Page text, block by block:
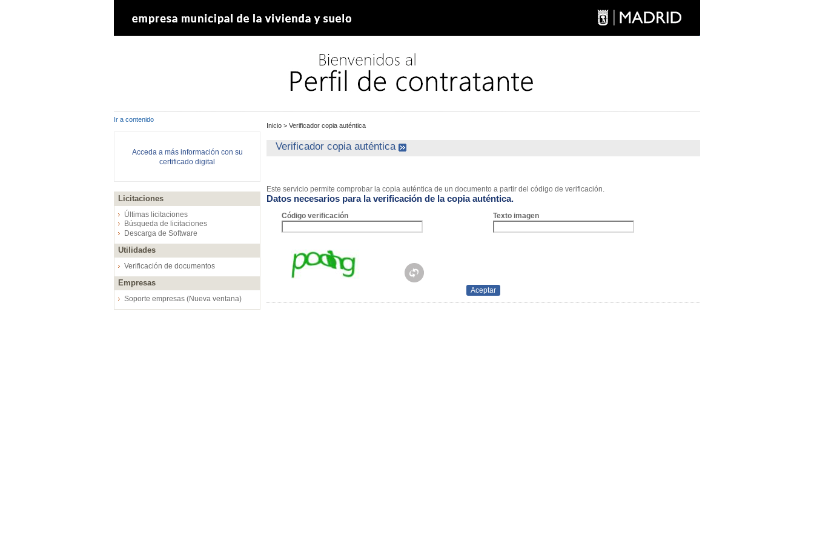
Ir a contenido
Acceda a más información con su
certificado digital
Licitaciones
Últimas licitaciones
Búsqueda de licitaciones
Descarga de Software
Utilidades
Verificación de documentos
Empresas
Soporte empresas (Nueva ventana)
Inicio > Verificador copia auténtica
Verificador copia auténtica
Este servicio permite comprobar la copia auténtica de un documento a partir del código de verificación.
Datos necesarios para la verificación de la copia auténtica.
Código verificación Texto imagen